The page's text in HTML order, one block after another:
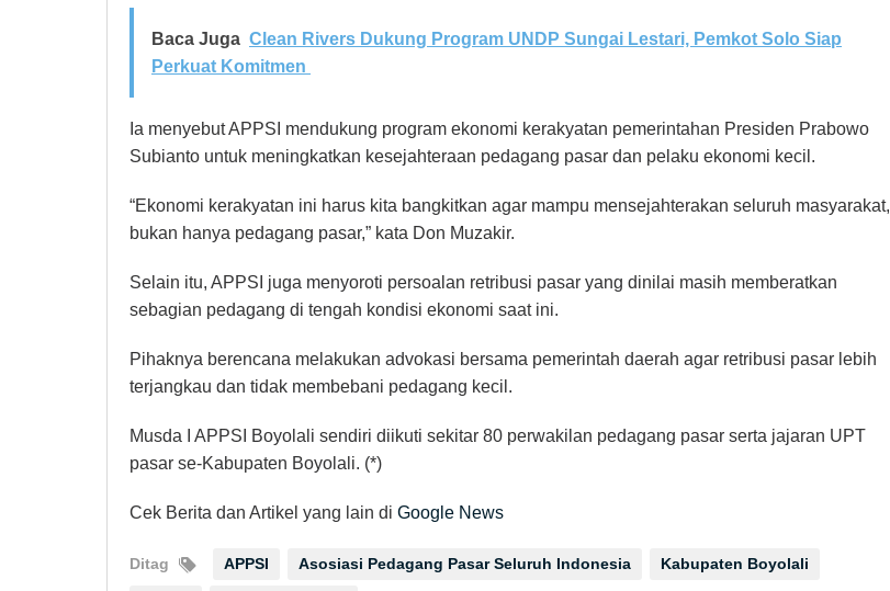
Baca Juga Clean Rivers Dukung Program UNDP Sungai Lestari, Pemkot Solo Siap
Perkuat Komitmen
Ia menyebut APPSI mendukung program ekonomi kerakyatan pemerintahan Presiden Prabowo
Subianto untuk meningkatkan kesejahteraan pedagang pasar dan pelaku ekonomi kecil.
“Ekonomi kerakyatan ini harus kita bangkitkan agar mampu mensejahterakan seluruh masyarakat,
bukan hanya pedagang pasar,” kata Don Muzakir.
Selain itu, APPSI juga menyoroti persoalan retribusi pasar yang dinilai masih memberatkan
sebagian pedagang di tengah kondisi ekonomi saat ini.
Pihaknya berencana melakukan advokasi bersama pemerintah daerah agar retribusi pasar lebih
terjangkau dan tidak membebani pedagang kecil.
Musda I APPSI Boyolali sendiri diikuti sekitar 80 perwakilan pedagang pasar serta jajaran UPT
pasar se-Kabupaten Boyolali. (*)
Cek Berita dan Artikel yang lain di Google News
Ditag APPSI Asosiasi Pedagang Pasar Seluruh Indonesia Kabupaten Boyolali